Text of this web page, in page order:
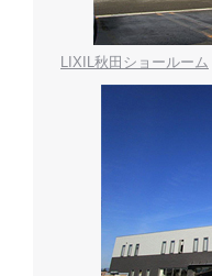
LIXIL秋田ショールーム